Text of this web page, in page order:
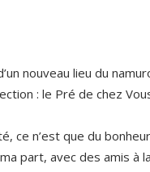
nouveau lieu du
: le Pré de chez
ce n’est que du
part, avec des amis à